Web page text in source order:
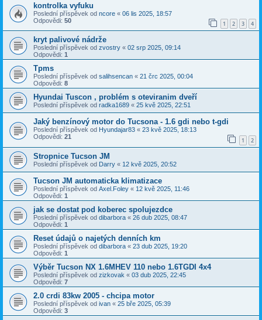
kontrolka vyfuku
Poslední příspěvek od ncore « 06 lis 2025, 18:57
Odpovědi: 50 1 2 3 4
kryt palivové nádrže
Poslední příspěvek od zvostry « 02 srp 2025, 09:14
Odpovědi: 1
Tpms
Poslední příspěvek od salihsencan « 21 črc 2025, 00:04
Odpovědi: 8
Hyundai Tuscon , problém s oteviranim dveří
Poslední příspěvek od radka1689 « 25 kvě 2025, 22:51
Jaký benzínový motor do Tucsona - 1.6 gdi nebo t-gdi
Poslední příspěvek od Hyundajar83 « 23 kvě 2025, 18:13
Odpovědi: 21 1 2
Stropnice Tucson JM
Poslední příspěvek od Darry « 12 kvě 2025, 20:52
Tucson JM automaticka klimatizace
Poslední příspěvek od Axel.Foley « 12 kvě 2025, 11:46
Odpovědi: 1
jak se dostat pod koberec spolujezdce
Poslední příspěvek od dibarbora « 26 dub 2025, 08:47
Odpovědi: 1
Reset údajů o najetých denních km
Poslední příspěvek od dibarbora « 23 dub 2025, 19:20
Odpovědi: 1
Výběr Tucson NX 1.6MHEV 110 nebo 1.6TGDI 4x4
Poslední příspěvek od zizkovak « 03 dub 2025, 22:45
Odpovědi: 7
2.0 crdi 83kw 2005 - chcipa motor
Poslední příspěvek od ivan « 25 bře 2025, 05:39
Odpovědi: 3